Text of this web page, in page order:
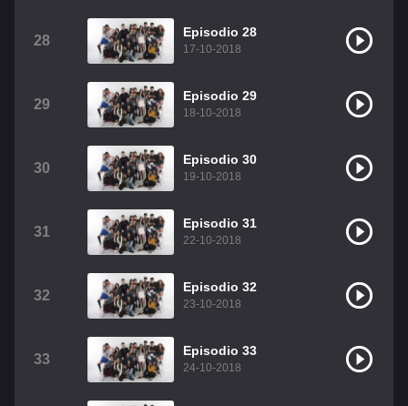
28
Episodio 28
17-10-2018
29
Episodio 29
18-10-2018
30
Episodio 30
19-10-2018
31
Episodio 31
22-10-2018
32
Episodio 32
23-10-2018
33
Episodio 33
24-10-2018